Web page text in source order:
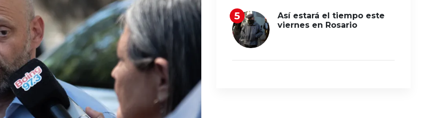
Así estará el tiempo este
viernes en Rosario